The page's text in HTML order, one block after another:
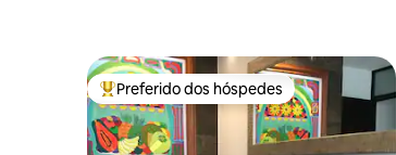
Entre os melhores preferidos dos hóspedes
Preferido dos hóspedes